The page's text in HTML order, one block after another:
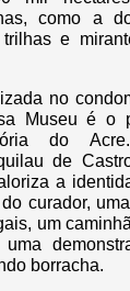
como a
e
no
Museu é o
do
de
a
curador,
um
borracha.